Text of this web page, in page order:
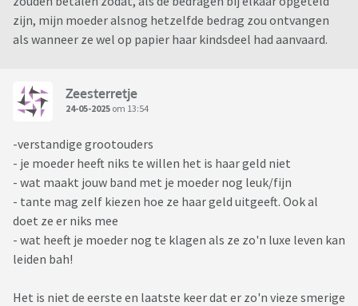
zijn, mijn moeder alsnog hetzelfde bedrag zou ontvangen
als wanneer ze wel op papier haar kindsdeel had aanvaard.
Zeesterretje
24-05-2025 om 13:54
-verstandige grootouders
- je moeder heeft niks te willen het is haar geld niet
- wat maakt jouw band met je moeder nog leuk/fijn
- tante mag zelf kiezen hoe ze haar geld uitgeeft. Ook al
doet ze er niks mee
- wat heeft je moeder nog te klagen als ze zo'n luxe leven kan
leiden bah!
Het is niet de eerste en laatste keer dat er zo'n vieze smerige